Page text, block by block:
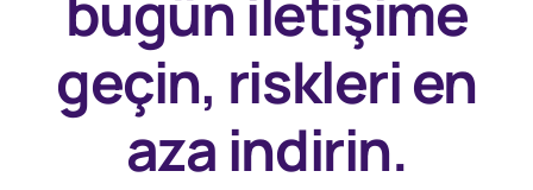
geçin, riskleri en
aza indirin.